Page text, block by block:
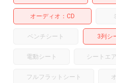
オーディオ CD
ベンチシート 3列シ
電動シート シートエ
フルフラットシート